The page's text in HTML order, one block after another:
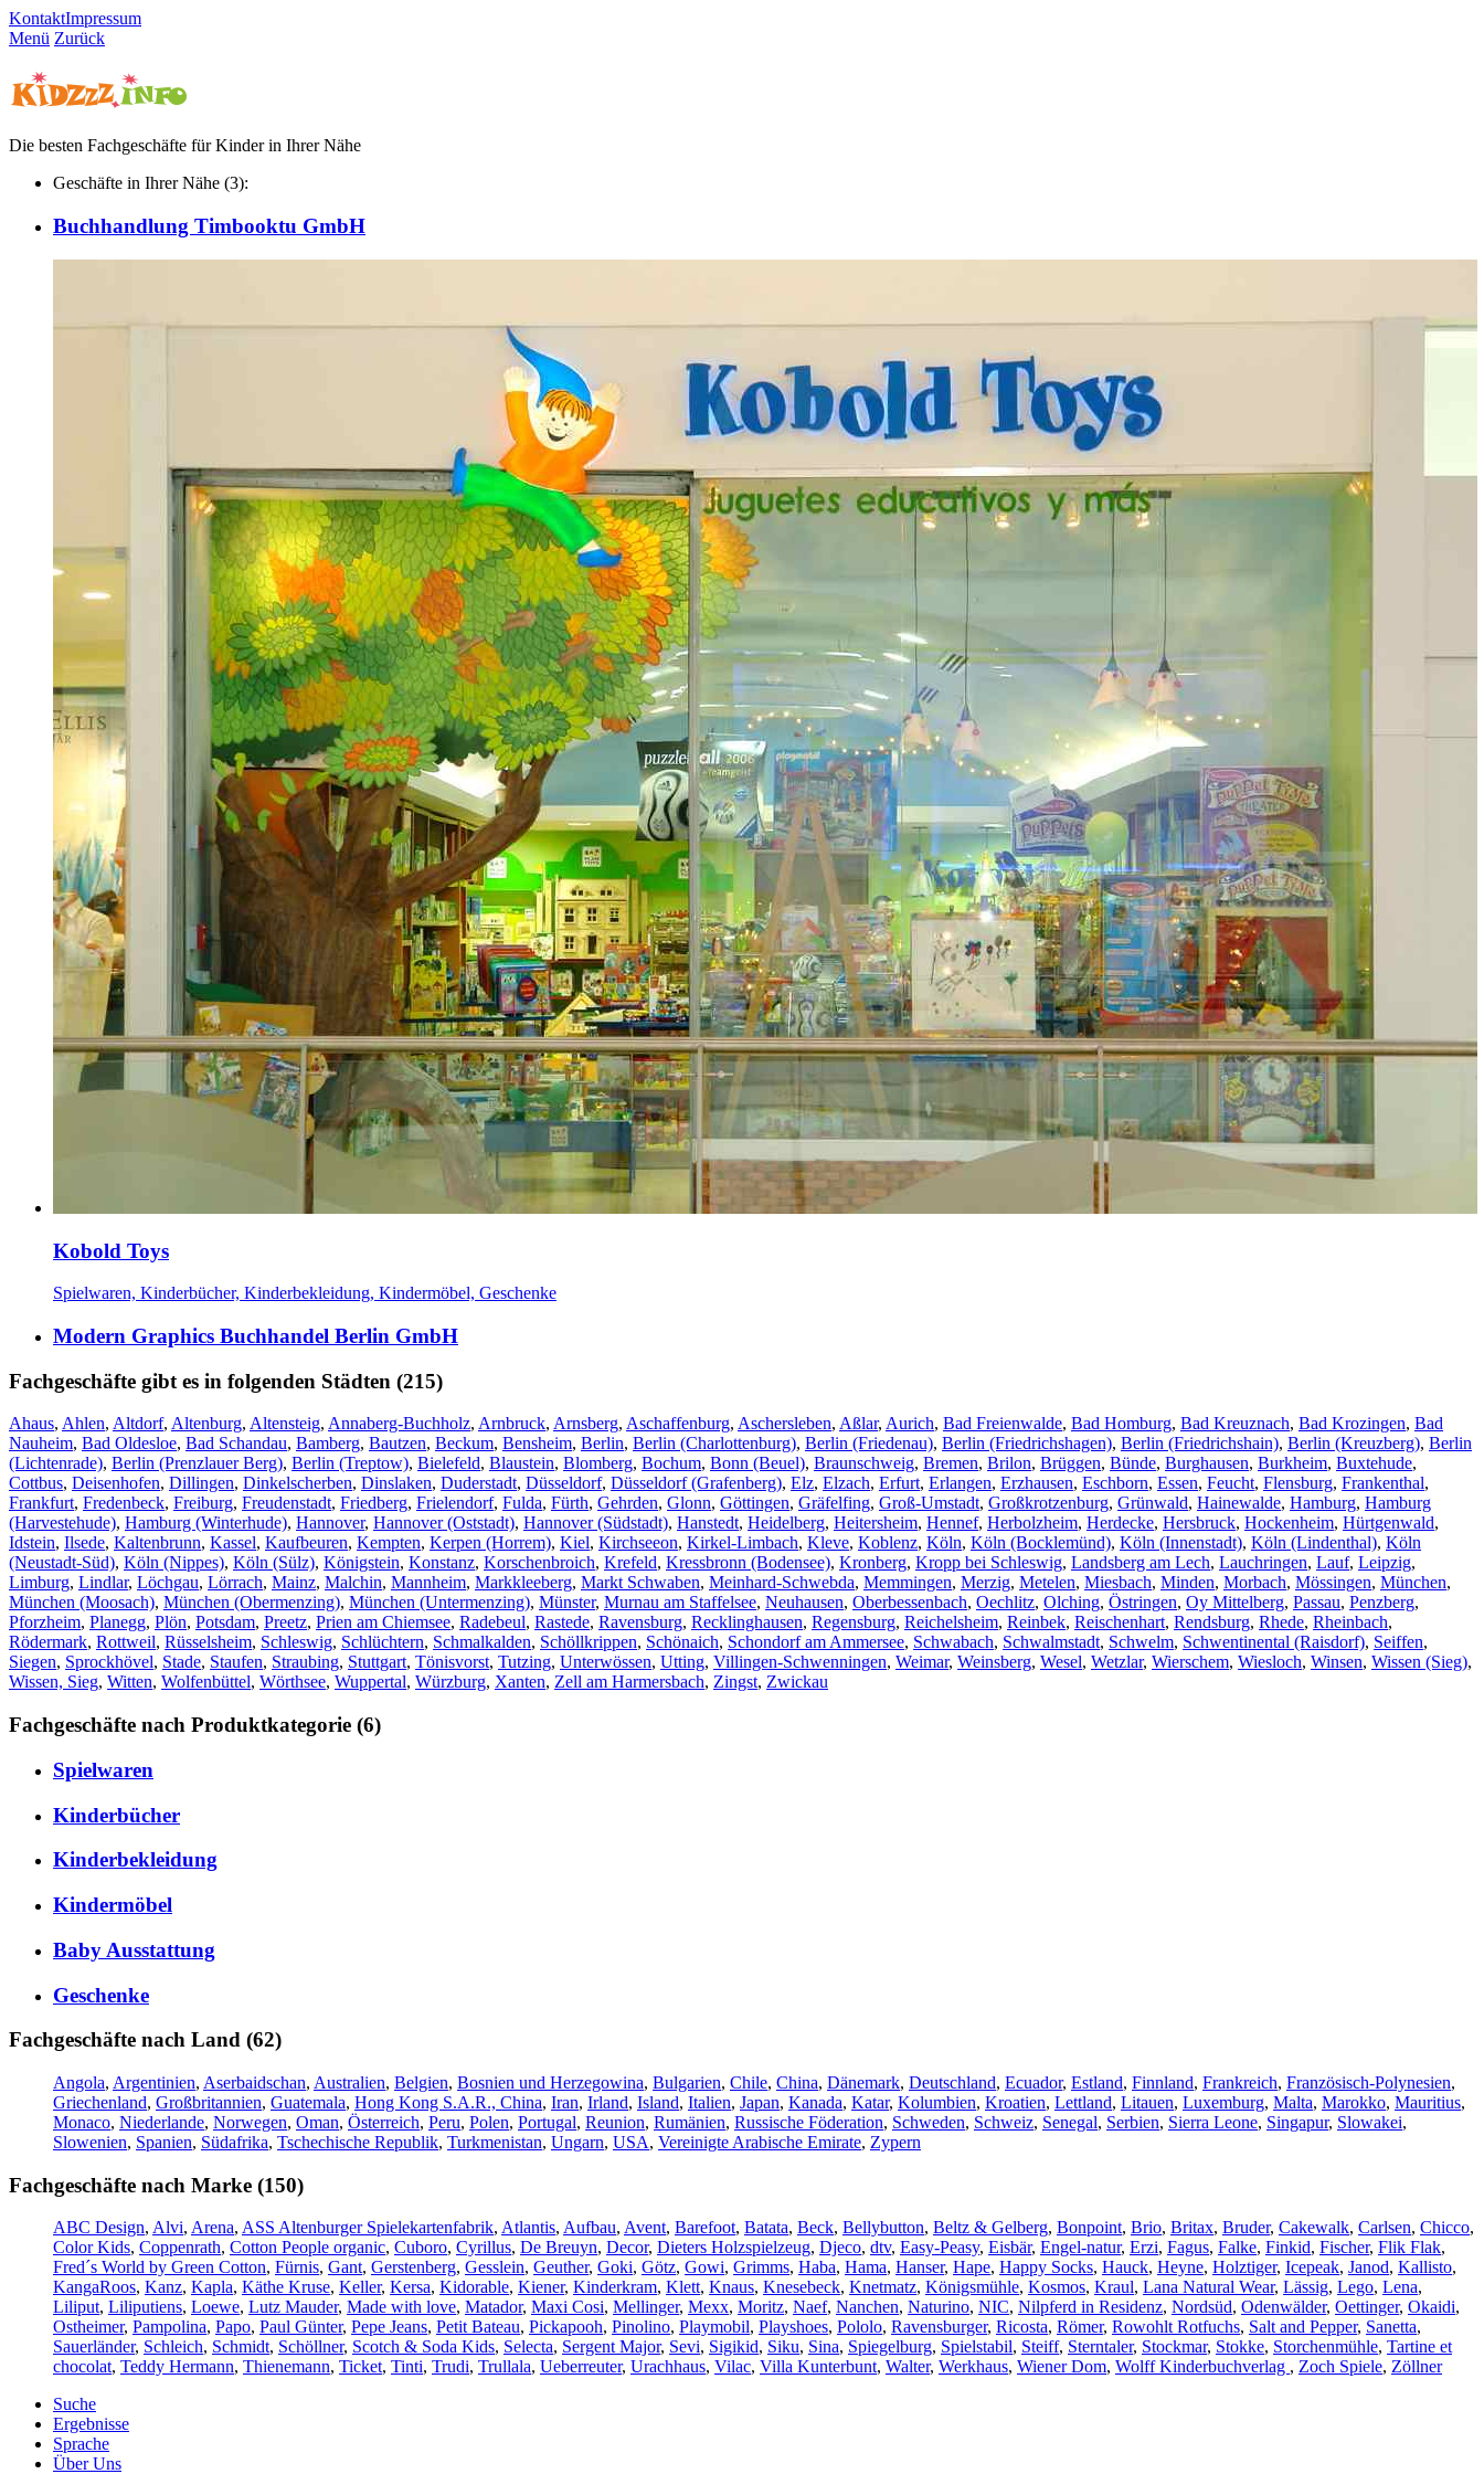
KontaktImpressum
Menü Zurück
Die besten Fachgeschäfte für Kinder in Ihrer Nähe
Geschäfte in Ihrer Nähe (3):
Buchhandlung Timbooktu GmbH
Kobold Toys
Spielwaren, Kinderbücher, Kinderbekleidung, Kindermöbel, Geschenke
Modern Graphics Buchhandel Berlin GmbH
Fachgeschäfte gibt es in folgenden Städten (215)
Ahaus, Ahlen, Altdorf, Altenburg, Altensteig, Annaberg-Buchholz, Arnbruck, Arnsberg, Aschaffenburg, Aschersleben, Aßlar, Aurich, Bad Freienwalde, Bad Homburg, Bad Kreuznach, Bad Krozingen, Bad
Nauheim, Bad Oldesloe, Bad Schandau, Bamberg, Bautzen, Beckum, Bensheim, Berlin, Berlin (Charlottenburg), Berlin (Friedenau), Berlin (Friedrichshagen), Berlin (Friedrichshain), Berlin (Kreuzberg), Berlin
(Lichtenrade), Berlin (Prenzlauer Berg), Berlin (Treptow), Bielefeld, Blaustein, Blomberg, Bochum, Bonn (Beuel), Braunschweig, Bremen, Brilon, Brüggen, Bünde, Burghausen, Burkheim, Buxtehude,
Cottbus, Deisenhofen, Dillingen, Dinkelscherben, Dinslaken, Duderstadt, Düsseldorf, Düsseldorf (Grafenberg), Elz, Elzach, Erfurt, Erlangen, Erzhausen, Eschborn, Essen, Feucht, Flensburg, Frankenthal,
Frankfurt, Fredenbeck, Freiburg, Freudenstadt, Friedberg, Frielendorf, Fulda, Fürth, Gehrden, Glonn, Göttingen, Gräfelfing, Groß-Umstadt, Großkrotzenburg, Grünwald, Hainewalde, Hamburg, Hamburg
(Harvestehude), Hamburg (Winterhude), Hannover, Hannover (Oststadt), Hannover (Südstadt), Hanstedt, Heidelberg, Heitersheim, Hennef, Herbolzheim, Herdecke, Hersbruck, Hockenheim, Hürtgenwald,
Idstein, Ilsede, Kaltenbrunn, Kassel, Kaufbeuren, Kempten, Kerpen (Horrem), Kiel, Kirchseeon, Kirkel-Limbach, Kleve, Koblenz, Köln, Köln (Bocklemünd), Köln (Innenstadt), Köln (Lindenthal), Köln
(Neustadt-Süd), Köln (Nippes), Köln (Sülz), Königstein, Konstanz, Korschenbroich, Krefeld, Kressbronn (Bodensee), Kronberg, Kropp bei Schleswig, Landsberg am Lech, Lauchringen, Lauf, Leipzig,
Limburg, Lindlar, Löchgau, Lörrach, Mainz, Malchin, Mannheim, Markkleeberg, Markt Schwaben, Meinhard-Schwebda, Memmingen, Merzig, Metelen, Miesbach, Minden, Morbach, Mössingen, München,
München (Moosach), München (Obermenzing), München (Untermenzing), Münster, Murnau am Staffelsee, Neuhausen, Oberbessenbach, Oechlitz, Olching, Östringen, Oy Mittelberg, Passau, Penzberg,
Pforzheim, Planegg, Plön, Potsdam, Preetz, Prien am Chiemsee, Radebeul, Rastede, Ravensburg, Recklinghausen, Regensburg, Reichelsheim, Reinbek, Reischenhart, Rendsburg, Rhede, Rheinbach,
Rödermark, Rottweil, Rüsselsheim, Schleswig, Schlüchtern, Schmalkalden, Schöllkrippen, Schönaich, Schondorf am Ammersee, Schwabach, Schwalmstadt, Schwelm, Schwentinental (Raisdorf), Seiffen,
Siegen, Sprockhövel, Stade, Staufen, Straubing, Stuttgart, Tönisvorst, Tutzing, Unterwössen, Utting, Villingen-Schwenningen, Weimar, Weinsberg, Wesel, Wetzlar, Wierschem, Wiesloch, Winsen, Wissen (Sieg),
Wissen, Sieg, Witten, Wolfenbüttel, Wörthsee, Wuppertal, Würzburg, Xanten, Zell am Harmersbach, Zingst, Zwickau
Fachgeschäfte nach Produktkategorie (6)
Spielwaren
Kinderbücher
Kinderbekleidung
Kindermöbel
Baby Ausstattung
Geschenke
Fachgeschäfte nach Land (62)
Angola, Argentinien, Aserbaidschan, Australien, Belgien, Bosnien und Herzegowina, Bulgarien, Chile, China, Dänemark, Deutschland, Ecuador, Estland, Finnland, Frankreich, Französisch-Polynesien,
Griechenland, Großbritannien, Guatemala, Hong Kong S.A.R., China, Iran, Irland, Island, Italien, Japan, Kanada, Katar, Kolumbien, Kroatien, Lettland, Litauen, Luxemburg, Malta, Marokko, Mauritius,
Monaco, Niederlande, Norwegen, Oman, Österreich, Peru, Polen, Portugal, Reunion, Rumänien, Russische Föderation, Schweden, Schweiz, Senegal, Serbien, Sierra Leone, Singapur, Slowakei,
Slowenien, Spanien, Südafrika, Tschechische Republik, Turkmenistan, Ungarn, USA, Vereinigte Arabische Emirate, Zypern
Fachgeschäfte nach Marke (150)
ABC Design, Alvi, Arena, ASS Altenburger Spielekartenfabrik, Atlantis, Aufbau, Avent, Barefoot, Batata, Beck, Bellybutton, Beltz & Gelberg, Bonpoint, Brio, Britax, Bruder, Cakewalk, Carlsen, Chicco,
Color Kids, Coppenrath, Cotton People organic, Cuboro, Cyrillus, De Breuyn, Decor, Dieters Holzspielzeug, Djeco, dtv, Easy-Peasy, Eisbär, Engel-natur, Erzi, Fagus, Falke, Finkid, Fischer, Flik Flak,
Fred´s World by Green Cotton, Fürnis, Gant, Gerstenberg, Gesslein, Geuther, Goki, Götz, Gowi, Grimms, Haba, Hama, Hanser, Hape, Happy Socks, Hauck, Heyne, Holztiger, Icepeak, Janod, Kallisto,
KangaRoos, Kanz, Kapla, Käthe Kruse, Keller, Kersa, Kidorable, Kiener, Kinderkram, Klett, Knaus, Knesebeck, Knetmatz, Königsmühle, Kosmos, Kraul, Lana Natural Wear, Lässig, Lego, Lena,
Liliput, Liliputiens, Loewe, Lutz Mauder, Made with love, Matador, Maxi Cosi, Mellinger, Mexx, Moritz, Naef, Nanchen, Naturino, NIC, Nilpferd in Residenz, Nordsüd, Odenwälder, Oettinger, Okaidi,
Ostheimer, Pampolina, Papo, Paul Günter, Pepe Jeans, Petit Bateau, Pickapooh, Pinolino, Playmobil, Playshoes, Pololo, Ravensburger, Ricosta, Römer, Rowohlt Rotfuchs, Salt and Pepper, Sanetta,
Sauerländer, Schleich, Schmidt, Schöllner, Scotch & Soda Kids, Selecta, Sergent Major, Sevi, Sigikid, Siku, Sina, Spiegelburg, Spielstabil, Steiff, Sterntaler, Stockmar, Stokke, Storchenmühle, Tartine et
chocolat, Teddy Hermann, Thienemann, Ticket, Tinti, Trudi, Trullala, Ueberreuter, Urachhaus, Vilac, Villa Kunterbunt, Walter, Werkhaus, Wiener Dom, Wolff Kinderbuchverlag , Zoch Spiele, Zöllner
Suche
Ergebnisse
Sprache
Über Uns